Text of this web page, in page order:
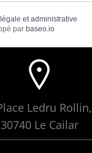
et administrative
par baseo.io
Ledru Rollin,
30740 Le Cailar